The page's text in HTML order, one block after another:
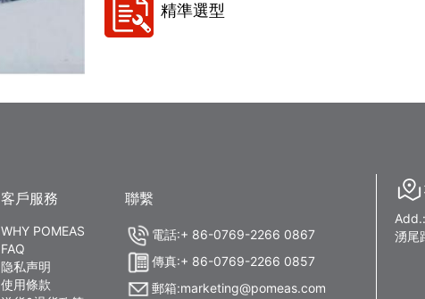
精準選型
客戶服務
WHY POMEAS
FAQ
隐私声明
使用條款
聯繫
電話:+ 86-0769-2266 0867
傳真:+ 86-0769-2266 0857
郵箱:marketing@pomeas.com
湧尾